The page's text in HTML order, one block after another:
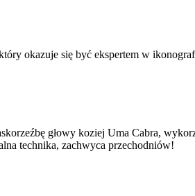
okazuje się być ekspertem w
głowy koziej Uma Cabra,
technika, zachwyca przechodniów!